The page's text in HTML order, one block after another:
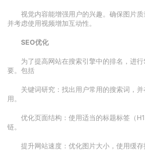
视觉内容能增强用户的兴趣。确保图片质
并考虑使用视频增加互动性。
SEO优化
为了提高网站在搜索引擎中的排名，进
要。包括
关键词研究：找出用户常用的搜索词，
用。
优化页面结构：使用适当的标题标签（
链。
提升网站速度：优化图片大小，使用缓存